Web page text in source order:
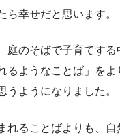
ら幸せだと思います。
庭のそばで子育てす
るようなことば」を
うようになりました。
ることばよりも、自